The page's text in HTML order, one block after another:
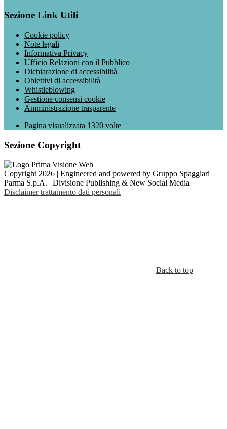
Sezione Link Utili
Cookie policy
Note legali
Informativa Privacy
Ufficio Relazioni con il Pubblico
Dichiarazione di accessibilità
Obiettivi di accessibilità
Whistleblowing
Gestione consensi cookie
Amministrazione trasparente
Pagina visualizzata 1320 volte
Sezione Copyright
Copyright 2026 | Engineered and powered by Gruppo Spaggiari
Parma S.p.A. | Divisione Publishing & New Social Media
Disclaimer trattamento dati personali
Back to top